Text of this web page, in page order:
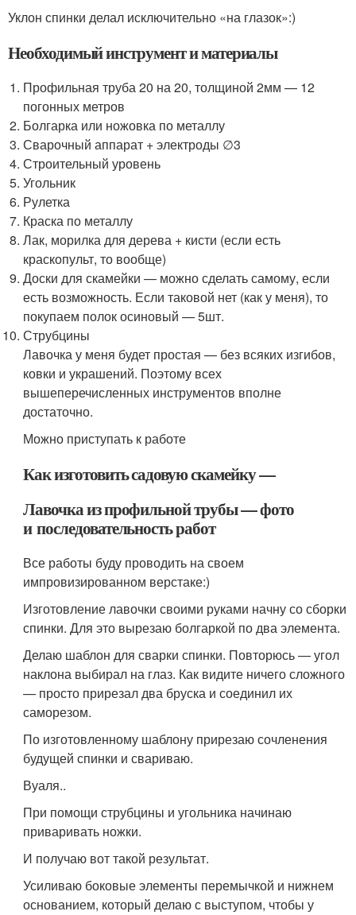
Уклон спинки делал исключительно «на глазок»:)
Необходимый инструмент и материалы
Профильная труба 20 на 20, толщиной 2мм — 12
погонных метров
Болгарка или ножовка по металлу
Сварочный аппарат + электроды ∅3
Строительный уровень
Угольник
Рулетка
Краска по металлу
Лак, морилка для дерева + кисти (если есть
краскопульт, то вообще)
Доски для скамейки — можно сделать самому, если
есть возможность. Если таковой нет (как у меня), то
покупаем полок осиновый — 5шт.
Струбцины
Лавочка у меня будет простая — без всяких изгибов,
ковки и украшений. Поэтому всех
вышеперечисленных инструментов вполне
достаточно.
Можно приступать к работе
Как изготовить садовую скамейку —
Лавочка из профильной трубы — фото
и последовательность работ
Все работы буду проводить на своем
импровизированном верстаке:)
Изготовление лавочки своими руками начну со сборки
спинки. Для это вырезаю болгаркой по два элемента.
Делаю шаблон для сварки спинки. Повторюсь — угол
наклона выбирал на глаз. Как видите ничего сложного
— просто прирезал два бруска и соединил их
саморезом.
По изготовленному шаблону прирезаю сочленения
будущей спинки и свариваю.
Вуаля..
При помощи струбцины и угольника начинаю
приваривать ножки.
И получаю вот такой результат.
Усиливаю боковые элементы перемычкой и нижнем
основанием, который делаю с выступом, чтобы у